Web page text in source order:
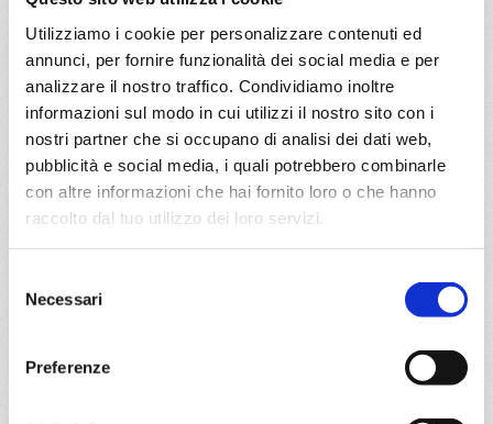
Utilizziamo i cookie per personalizzare contenuti ed
annunci, per fornire funzionalità dei social media e per
analizzare il nostro traffico. Condividiamo inoltre
informazioni sul modo in cui utilizzi il nostro sito con i
nostri partner che si occupano di analisi dei dati web,
pubblicità e social media, i quali potrebbero combinarle
con altre informazioni che hai fornito loro o che hanno
raccolto dal tuo utilizzo dei loro servizi.
delNecessari
Preferenze
€ 1.463
DETTAGLI
da Fort De FranceconMSC
World
Svartisen glacier, Ketchikan, Fort De France, Pointe-à-
pitre, Philipsburg, St. John S, Basseterre, Roseau, Fort De